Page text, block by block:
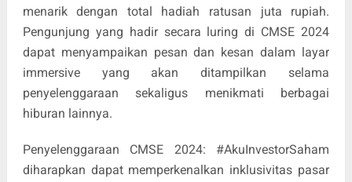
menarik dengan total hadiah ratusan juta rupiah.
Pengunjung yang hadir secara luring di CMSE 2024
dapat menyampaikan pesan dan kesan dalam layar
immersive yang akan ditampilkan selama
penyelenggaraan sekaligus menikmati berbagai
hiburan lainnya.
Penyelenggaraan CMSE 2024: #AkuInvestorSaham
diharapkan dapat memperkenalkan inklusivitas pasar